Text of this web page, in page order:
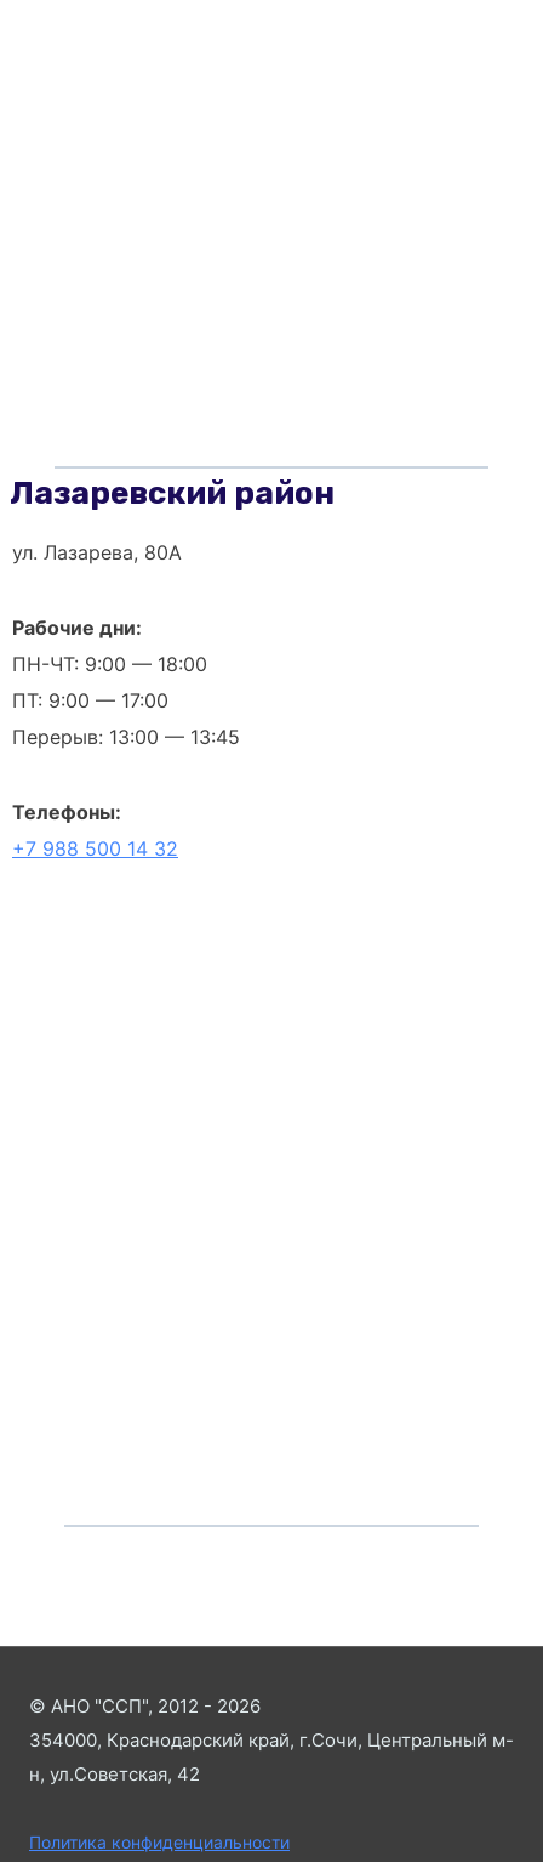
Лазаревский район
ул. Лазарева, 80А
Рабочие дни:
ПН-ЧТ: 9:00 — 18:00
ПТ: 9:00 — 17:00
Перерыв: 13:00 — 13:45
Телефоны:
+7 988 500 14 32
© АНО "ССП", 2012 - 2026
354000, Краснодарский край, г.Сочи, Центральный м-
н, ул.Советская, 42
Политика конфиденциальности